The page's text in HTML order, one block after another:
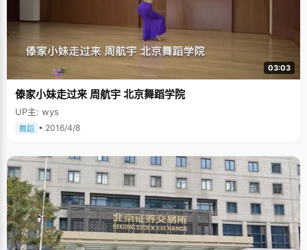
03:03
傣家小妹走过来 周航宇 北京舞蹈学院
UP主: wys
舞蹈 • 2016/4/8